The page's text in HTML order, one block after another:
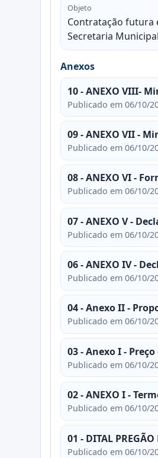
Objeto
Contratação futura
Secretaria
Anexos
10 - ANEXO VIII-
Publicado em 06/10/
09 - ANEXO VII -
Publicado em 06/10/
08 - ANEXO VI -
Publicado em 06/10/
07 - ANEXO V -
Publicado em 06/10/
06 - ANEXO IV -
Publicado em 06/10/
04 - Anexo II -
Publicado em 06/10/
03 - Anexo I -
Publicado em 06/10/
02 - ANEXO I -
Publicado em 06/10/
01 - DITAL PREGÃO
Publicado em 06/10/